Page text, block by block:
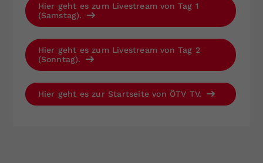
Hier geht es zum Livestream von Tag 1
(Samstag).
Hier geht es zum Livestream von Tag 2
(Sonntag).
Hier geht es zur Startseite von ÖTV TV.